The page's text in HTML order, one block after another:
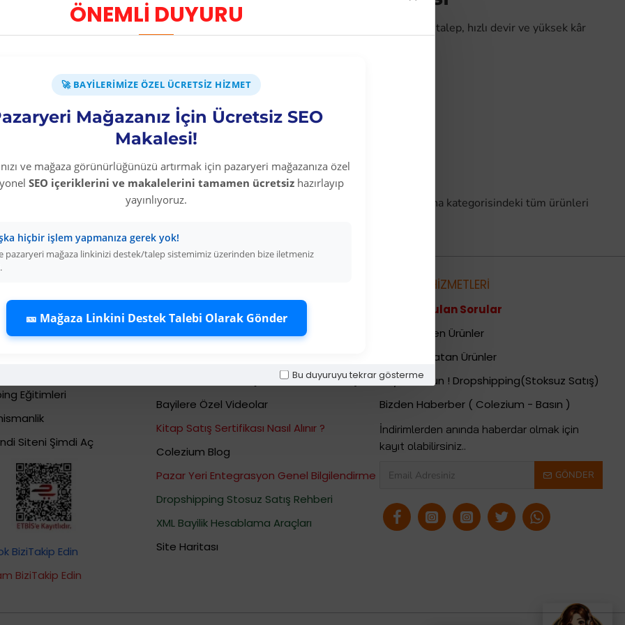
ÖNEMLİ DUYURU
🚀 BAYILERIMIZE ÖZEL ÜCRETSIZ HIZMET
Mağazanız İçin Ücretsiz SEO
Makalesi!
ve mağaza görünürlüğünüzü artırmak için pazaryeri mağazanıza özel
SEO içeriklerini ve makalelerini tamamen ücretsiz hazırlayıp
yayınlıyoruz.
hiçbir işlem yapmanıza gerek yok!
pazaryeri mağaza linkinizi destek/talep sistemimiz üzerinden bize iletmeniz
🎫 Mağaza Linkini Destek Talebi Olarak Gönder
Bu duyuruyu tekrar gösterme
kez gerçekleşir. Bu kategori, stoksuz satış yapan e-ticaret satıcıları için sürekli talep, hızlı devir ve yüksek kâr
Avantajları
kazanırsınız.
fiyat otomatik senkronize olur.
panelde.
satış.
Başlayın
gibi kategorilerle birlikte bardak altlığı kategorisini de mağazanıza ekleyin.
ana kategorisindeki tüm ürünleri
kurun, XML bağlantınızı aktif edin ve bugün satışa başlayın.
(Stoksuz
E\u011fitimleri
Eğitimleri
Eğitimleri
Siteni Şimdi Aç
BiziTakip Edin
BiziTakip Edin
Bayi Kolay Ürün Bulma Sistemi
Bayi Destek ve Talep Merkezi
Bizden Haberber ( Colezium - Basın)
Bayilere Özel Videolar
Kitap Satış Sertifikası Nasıl Alınır ?
Colezium Blog
Pazar Yeri Entegrasyon Genel Bilgilendirme
Dropshipping Stosuz Satış Rehberi
XML Bayilik Hesablama Araçları
Site Haritası
MÜŞTERİ HİZMETLERİ
Sıkça Sorulan Sorular
Yeni Gelen Ürünler
En Çok Satan Ürünler
Bayimiz Olun ! Dropshipping(Stoksuz Satış)
Bizden Haberber ( Colezium - Basın )
İndirimlerden anında haberdar olmak için
kayıt olabilirsiniz..
GÖNDER